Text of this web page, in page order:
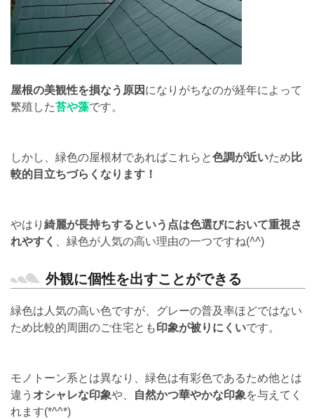
屋根の美観性を損なう原因 になりがちなのが経年によって
繁殖した苔や藻です。
しかし、緑色の屋根材であればこれらと色調が近いため 比
較的目立ちづらくなります！
やはり 綺麗が長持ちするという点は色選びにおいて重視さ
れやすく
、緑色が人気の高い理由の一つですね(^^)
外観に個性を出すことができる
緑色は人気の高い色ですが、グレーの普及率ほどではない
ため比較的周囲のご住宅とも 印象が被りにくいです。
モノトーン系とは異なり、緑色は有彩色であるため他とは
違う オシャレな印象や、 自然かつ華やかな印象を与えてく
れます(*^^*)